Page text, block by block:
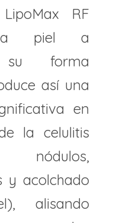
RF
la piel a
su forma
así una
en
la celulitis
nódulos,
y acolchado
alisando